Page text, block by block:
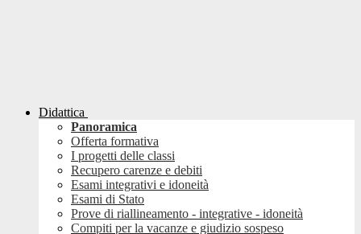
Didattica
Panoramica
Offerta formativa
I progetti delle classi
Recupero carenze e debiti
Esami integrativi e idoneità
Esami di Stato
Prove di riallineamento - integrative - idoneità
Compiti per la vacanze e giudizio sospeso